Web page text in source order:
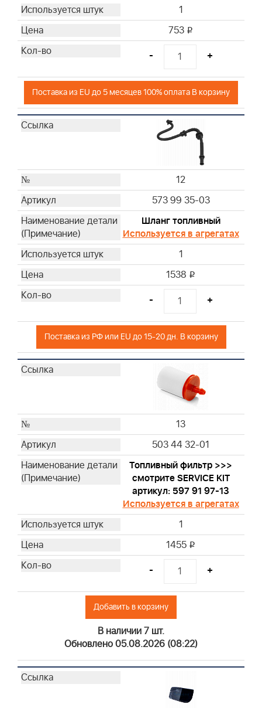
1
753 i
- +
Поставка из EU до 5 месяцев 100% оплата В корзину
12
573 99 35-03
Шланг топливный
Используется в агрегатах
1
1538 i
- +
Поставка из РФ или EU до 15-20 дн. В корзину
13
503 44 32-01
Топливный фильтр >>>
смотрите SERVICE KIT
артикул: 597 91 97-13
Используется в агрегатах
1
1455 i
- +
Добавить в корзину
В наличии 7 шт.
Обновлено 05.08.2026 (08:22)